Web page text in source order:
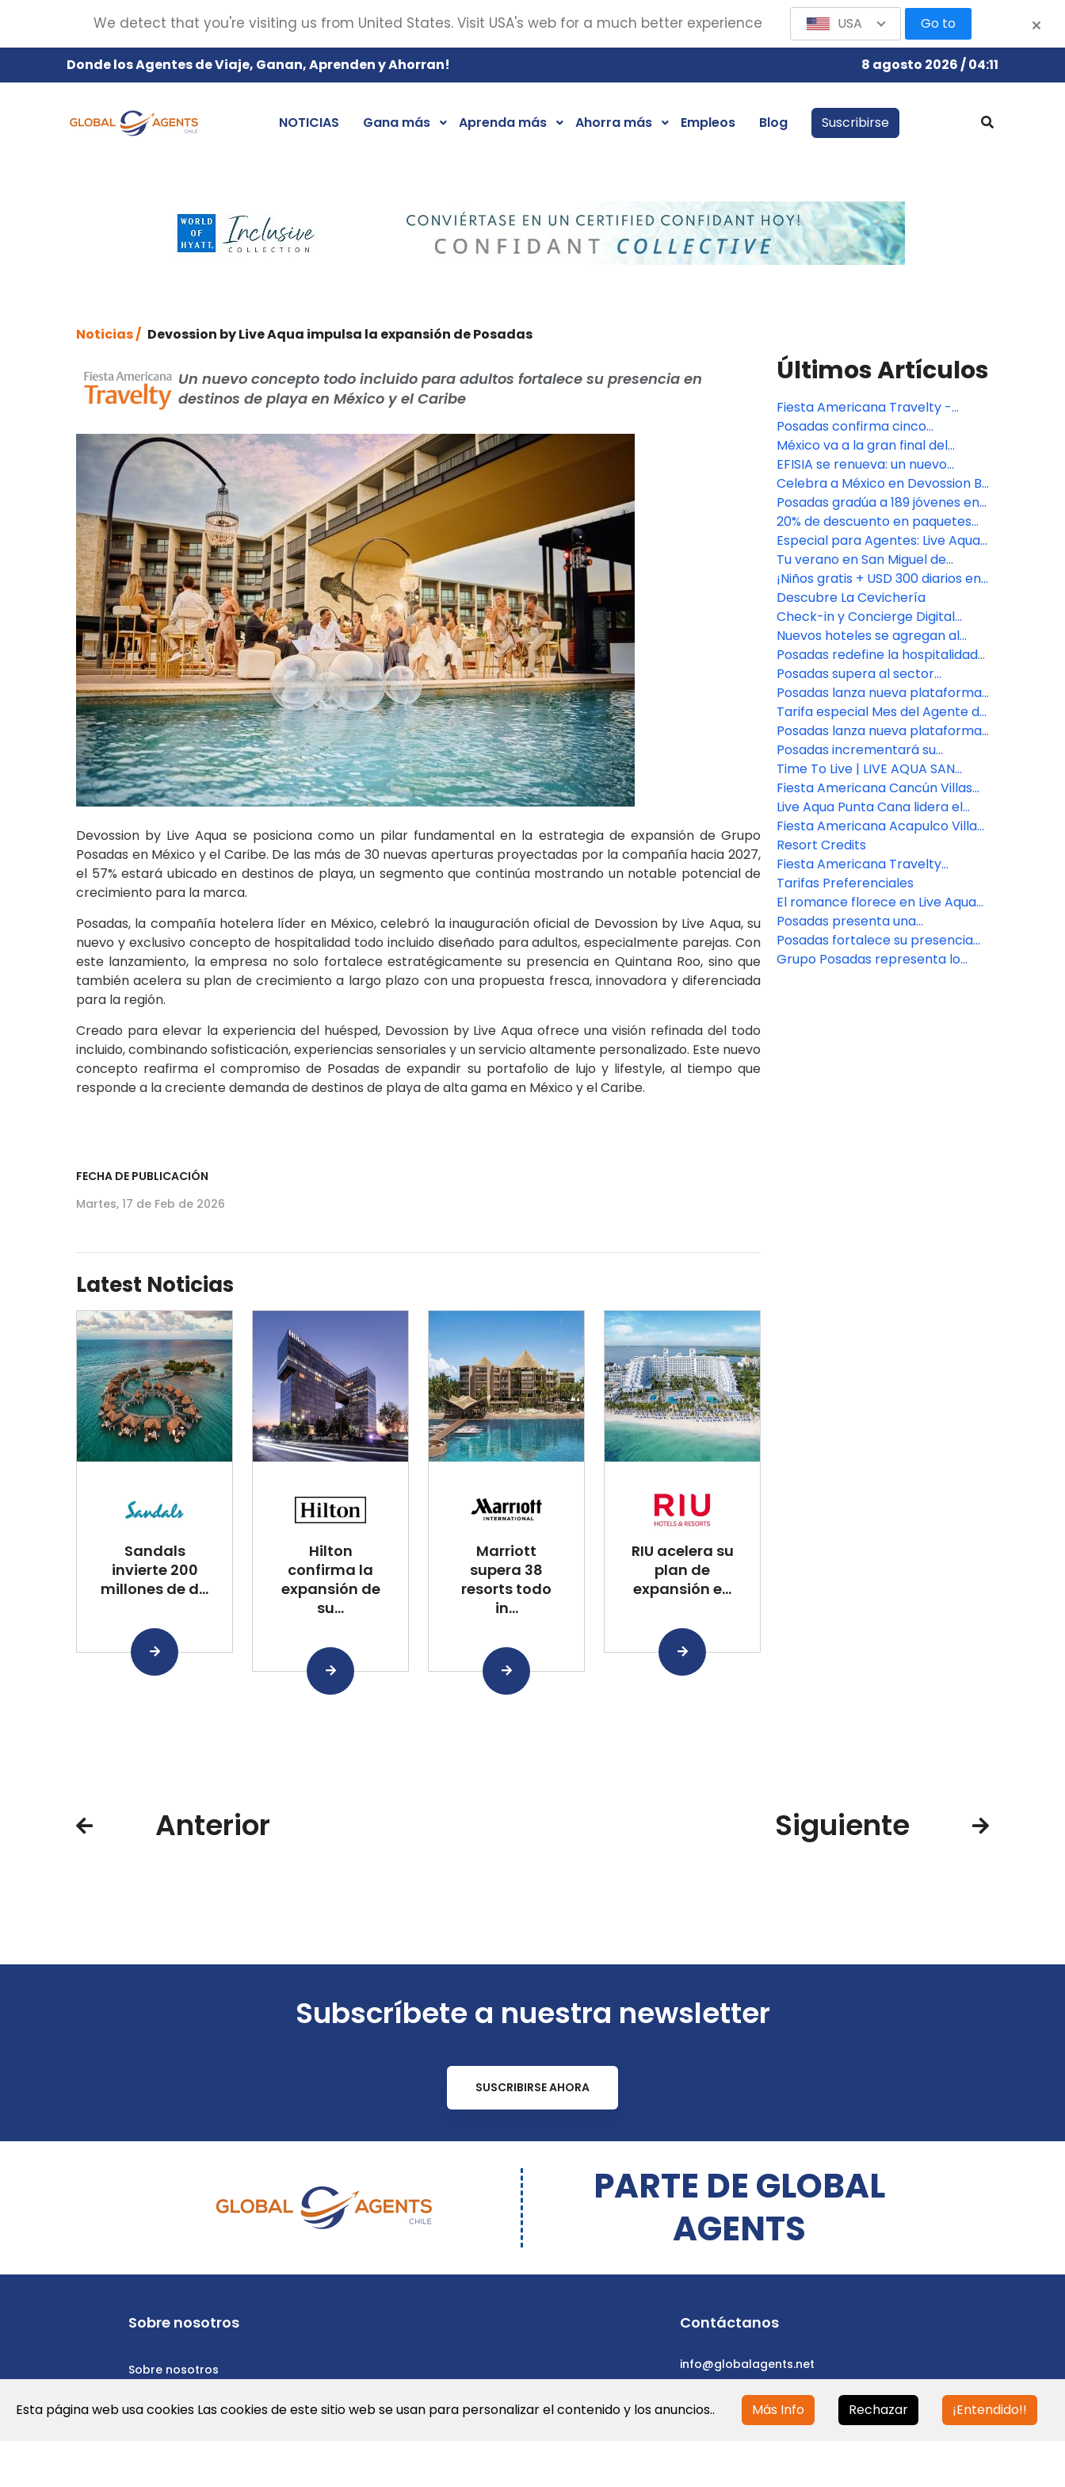
Donde los Agentes de Viaje, Ganan, Aprenden y Ahorran! 8 agosto 2026 / 04:11
NOTICIAS Gana más Aprenda más Ahorra más Empleos Blog Suscribirse
Noticias / Devossion by Live Aqua impulsa la expansión de Posadas
Un nuevo concepto todo incluido para adultos fortalece su presencia en
destinos de playa en México y el Caribe
Devossion by Live Aqua se posiciona como un pilar fundamental en la estrategia de expansión de Grupo
Posadas en México y el Caribe. De las más de 30 nuevas aperturas proyectadas por la compañía hacia 2027,
el 57% estará ubicado en destinos de playa, un segmento que continúa mostrando un notable potencial de
crecimiento para la marca.
Posadas, la compañía hotelera líder en México, celebró la inauguración oficial de Devossion by Live Aqua, su
nuevo y exclusivo concepto de hospitalidad todo incluido diseñado para adultos, especialmente parejas. Con
este lanzamiento, la empresa no solo fortalece estratégicamente su presencia en Quintana Roo, sino que
también acelera su plan de crecimiento a largo plazo con una propuesta fresca, innovadora y diferenciada
para la región.
Creado para elevar la experiencia del huésped, Devossion by Live Aqua ofrece una visión refinada del todo
incluido, combinando sofisticación, experiencias sensoriales y un servicio altamente personalizado. Este nuevo
concepto reafirma el compromiso de Posadas de expandir su portafolio de lujo y lifestyle, al tiempo que
responde a la creciente demanda de destinos de playa de alta gama en México y el Caribe.
FECHA DE PUBLICACIÓN
Martes, 17 de Feb de 2026
Latest Noticias
Sandals
invierte 200
millones de d...
Hilton
confirma la
expansión de
su...
Marriott
supera 38
resorts todo
in...
RIU acelera su
plan de
expansión e...
Últimos Artículos
Fiesta Americana Travelty -
Oferta especial TA DEAL
Posadas confirma cinco
aperturas premium en México:
Isla Mujeres, Riviera Maya y CDMX
México va a la gran final del
Bocuse d'Or 2027, con jurado de
Fiesta Americana Travelty
EFISIA se renueva: un nuevo
refugio mediterráneo en Fiesta
Americana Riviera Nayarit
Celebra a México en Devossion By
Live Aqua
Posadas gradúa a 189 jóvenes en
su programa de
empoderamiento educativo
20% de descuento en paquetes
vacacionales con Fiesta
Americana Travelty Collection
Especial para Agentes: Live Aqua
San Miguel de Allende
Tu verano en San Miguel de
Allende comienza aquí
¡Niños gratis + USD 300 diarios en
Resort Credit en Grand Fiesta
Americana Los Cabos!
Descubre La Cevichería
Check-in y Concierge Digital
impulsado por Agentforce
Nuevos hoteles se agregan al
portafolio de Posadas
Posadas redefine la hospitalidad
con el lanzamiento de Fiesta
Americana Travelty Exclusive
Experiences
Posadas supera al sector
hotelero en experiencia del
cliente
Posadas lanza nueva plataforma
de reservas para asesores de
viajes
Tarifa especial Mes del Agente de
Viajes: Fiesta Americana Travelty
Collection
Posadas lanza nueva plataforma
de reservas para asesores de
viajes
Posadas incrementará su
inventario de habitaciones en un
7% este año
Time To Live | LIVE AQUA SAN
MIGUEL DE ALLENDE
Fiesta Americana Cancún Villas
presenta dos nuevas categorías
de Villas Premium en Punta
Cancún
Live Aqua Punta Cana lidera el
bienestar en República
Dominicana
Fiesta Americana Acapulco Villas:
Nuevos espacios para vivir
experiencias inolvidables
Resort Credits
Fiesta Americana Travelty
presenta nuevas marcas y
destinos.
Tarifas Preferenciales
El romance florece en Live Aqua
San Miguel de Allende
Posadas presenta una
experiencia de bienestar en
Zamna Festival 2026
Posadas fortalece su presencia
en el sureste con la apertura del
Grupo Posadas representa lo
Anterior Siguiente
Subscríbete a nuestra newsletter
SUSCRIBIRSE AHORA
PARTE DE GLOBAL
AGENTS
Sobre nosotros
Sobre nosotros
Política de privacidad
Contáctanos
info@globalagents.net
Esta página web usa cookies Las cookies de este sitio web se usan para personalizar el contenido y los anuncios.. Más Info Rechazar ¡Entendido!!
We detect that you're visiting us from United States. Visit USA's web for a much better experience USA Go to